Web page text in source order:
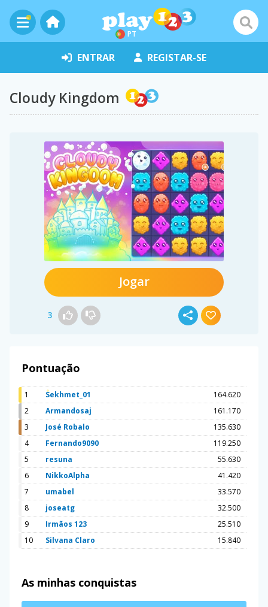
PT
ENTRAR REGISTAR-SE
Cloudy Kingdom
Jogar
3
Pontuação
1 Sekhmet_01
164.620
2
Armandosaj
161.170
3
José Robalo
135.630
4
Fernando9090
119.250
5
resuna
55.630
6
NikkoAlpha
41.420
7
umabel
33.570
8
joseatg
32.500
9
Irmãos 123
25.510
10
Silvana Claro 15.840
As minhas conquistas